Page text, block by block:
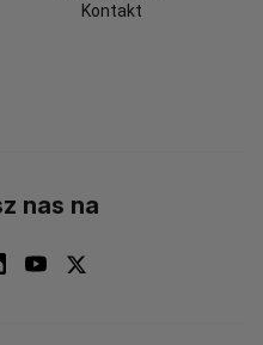
Kontakt
nas na